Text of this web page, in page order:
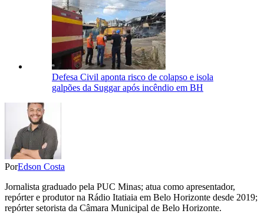
Defesa Civil aponta risco de colapso e isola
galpões da Suggar após incêndio em BH
PorEdson Costa
Jornalista graduado pela PUC Minas; atua como apresentador,
repórter e produtor na Rádio Itatiaia em Belo Horizonte desde 2019;
repórter setorista da Câmara Municipal de Belo Horizonte.